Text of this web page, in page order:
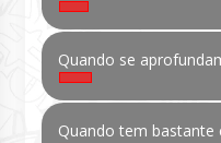
Quando se
Quando tem bastante